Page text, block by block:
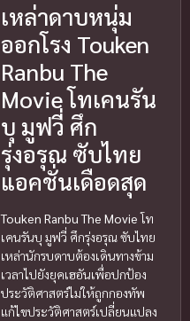
เหล่าดาบหนุ่ม
ออกโรง Touken
Ranbu The
Movie โทเคนรัน
บุ มูฟวี่ ศึก
รุ่งอรุณ ซับไทย
แอคชั่นเดือดสุด
Touken Ranbu The Movieโท
เคนรันบุ มูฟวี่ ศึกรุ่งอรุณ ซับไทย
เหล่านักรบดาบต้องเดินทางข้าม
เวลาไปยังยุคเฮอันเพื่อปกป้อง
ประวัติศาสตร์ไม่ให้ถูกกองทัพ
แก้ไขประวัติศาสตร์เปลี่ยนแปลง